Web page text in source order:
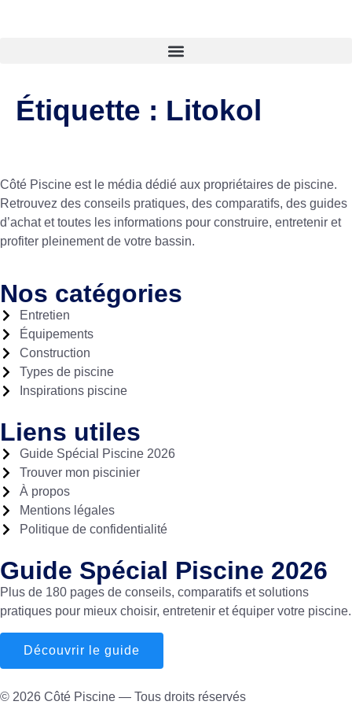
Étiquette : Litokol
Côté Piscine est le média dédié aux propriétaires de piscine.
Retrouvez des conseils pratiques, des comparatifs, des guides
d’achat et toutes les informations pour construire, entretenir et
profiter pleinement de votre bassin.
Nos catégories
Entretien
Équipements
Construction
Types de piscine
Inspirations piscine
Liens utiles
Guide Spécial Piscine 2026
Trouver mon piscinier
À propos
Mentions légales
Politique de confidentialité
Guide Spécial Piscine 2026
Plus de 180 pages de conseils, comparatifs et solutions
pratiques pour mieux choisir, entretenir et équiper votre piscine.
Découvrir le guide
© 2026 Côté Piscine — Tous droits réservés